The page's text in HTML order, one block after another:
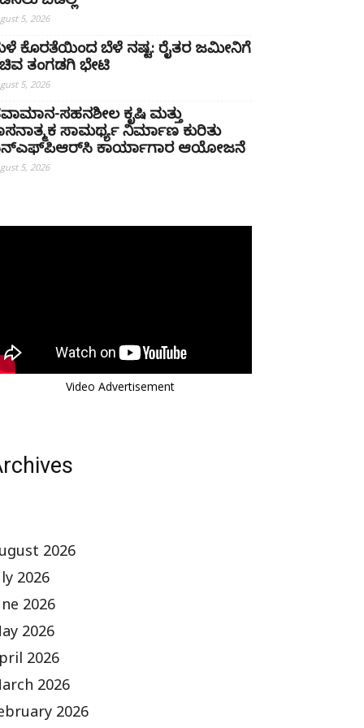
5, 2026
ಕೊರತೆಯಿಂದ ಬೆಳೆ ನಷ್ಟ: ರೈತರ ಜಮೀನಿಗೆ
ತಂಗಡಗಿ ಭೇಟಿ
5, 2026
ಸಹನಶೀಲ ಕೃಷಿ ಮತ್ತು
ಸಾಮರ್ಥ್ಯ ನಿರ್ಮಾಣ ಕುರಿತು
ಕಾರ್ಯಾಗಾರ ಆಯೋಜನೆ
5, 2026
Video Advertisement
2026
2026
2026
2026
2026
2026
2026